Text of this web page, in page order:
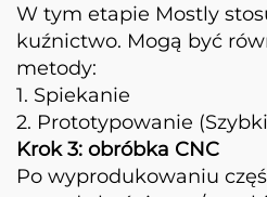
W tym etapie Mostly
kuźnictwo. Mogą być
metody:
1. Spiekanie
2. Prototypowanie
Krok 3: obróbka CNC
Po wyprodukowaniu